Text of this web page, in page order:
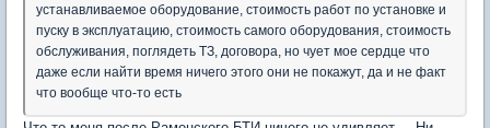
устанавливаемое оборудование, стоимость работ по установке и
пуску в эксплуатацию, стоимость самого оборудования, стоимость
обслуживания, поглядеть ТЗ, договора, но чует мое сердце что
даже если найти время ничего этого они не покажут, да и не факт
что вообще что-то есть